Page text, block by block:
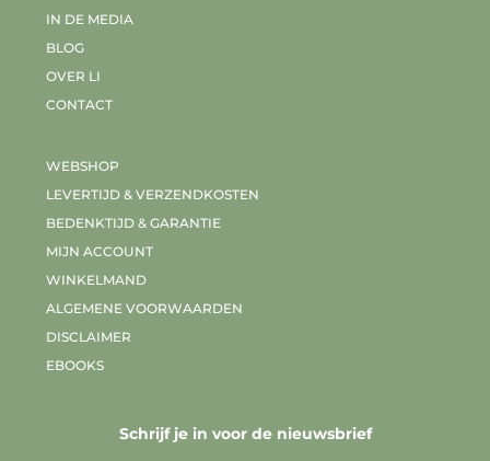
IN DE MEDIA
BLOG
OVER LI
CONTACT
WEBSHOP
LEVERTIJD & VERZENDKOSTEN
BEDENKTIJD & GARANTIE
MIJN ACCOUNT
WINKELMAND
ALGEMENE VOORWAARDEN
DISCLAIMER
EBOOKS
Schrijf je in voor de nieuwsbrief